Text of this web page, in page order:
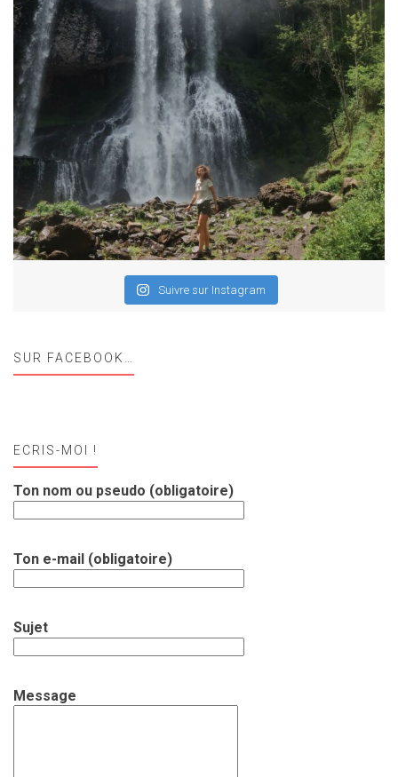
Suivre sur Instagram
SUR FACEBOOK…
ECRIS-MOI !
Ton nom ou pseudo (obligatoire)
Ton e-mail (obligatoire)
Sujet
Message